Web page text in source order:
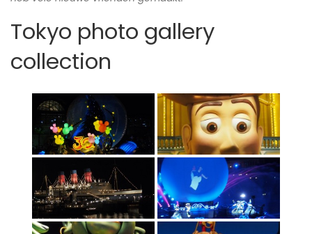
Tokyo photo gallery
collection